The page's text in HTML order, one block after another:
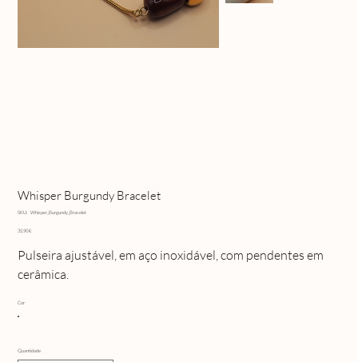
Whisper Burgundy Bracelet
SKU: SKU
Whisper_Burgundy_Bracelet
Preço
35,90 €
Pulseira ajustável, em aço inoxidável, com pendentes em
cerâmica.
Cor
Quantidade